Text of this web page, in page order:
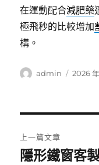
在運動配合減肥藥
極飛秒的比較增加
構。
作
admin
發
2026
章
上一篇文章
上
隱形鐵窗客